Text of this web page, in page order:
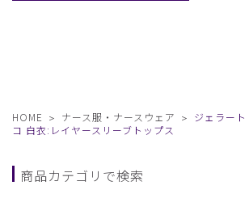
HOME ナース服・ナースウェア
ジェラー
コ 白衣:レイヤースリーブトップス
商品カテゴリで検索